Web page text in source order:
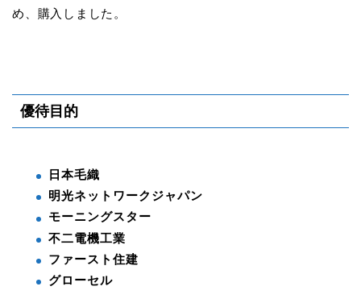
め、購入しました。
優待目的
日本毛織
明光ネットワークジャパン
モーニングスター
不二電機工業
ファースト住建
グローセル